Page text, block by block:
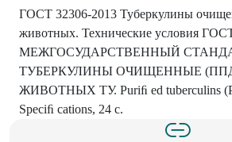
ГОСТ 32306-2013 Туберкулины
животных. Технические условия
МЕЖГОСУДАРСТВЕННЫЙ
ТУБЕРКУЛИНЫ ОЧИЩЕННЫЕ
ЖИВОТНЫХ ТУ. Puriﬁ ed tuberculins
Speciﬁ cations, 24 с.